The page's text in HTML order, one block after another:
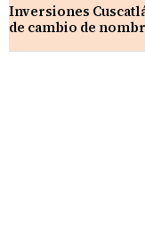
Inversiones
de cambio de